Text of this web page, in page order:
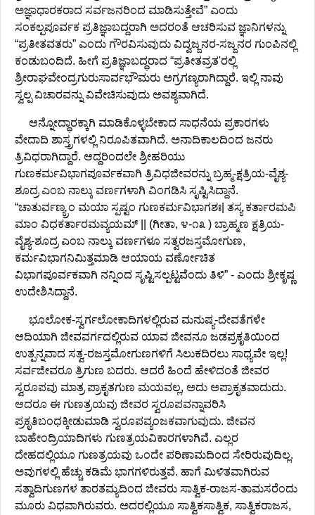
ಅಜ್ಞಾಧಾರಕರಾದ ಸರ್ವಜನರಿಂದ ಮಾಡಿಸುತ್ತೇವೆ” ಎಂದು
ಸಂಕಲ್ಪಪೂರ್ವಕ ಪ್ರತಿಜ್ಞಾಬದ್ದರಾಗಿ ಅದರಂತೆ ಆಚರಿಸುವ ಜ್ಞಾನಿಗಳನ್ನು
“ಪ್ರತೀತವತರು” ಎಂದು ಗೌರವಿಸುವುದು ವಿದ್ವಜ್ಜನರ-ಸಜ್ಜನರ ಗುಂಪಿನಲ್ಲಿ
ಕಂಡುಬಂದಿದೆ. ಹೀಗೆ ಪ್ರತಿಜ್ಞಾಬದ್ಧರಾದ “ಪ್ರತೀತವ್ರತ'ರಲ್ಲಿ
ಶ್ರೀರಾಘವೇಂದ್ರಗುರುಸಾರ್ವಭೌಮರು ಅಗ್ರಗಣ್ಯರಾಗಿದ್ದಾರೆ. ಇಲ್ಲಿ ನಾವು
ಸ್ವಲ್ಪ ವಿಚಾರವನ್ನು ವಿವೇಚಿಸುವುದು ಅವಶ್ಯವಾಗಿದೆ.
ಆನ್ನೋದ್ಧಾರಕ್ಕಾಗಿ ಮಾಡಿಕೊಳ್ಳಬೇಕಾದ ಸಾಧನೆಯ ಪ್ರಕಾರಗಳು
ವೇದಾದಿ ಶಾಸ್ತ್ರಗಳಲ್ಲಿ ನಿರೂಪಿತವಾಗಿದೆ. ಅನಾದಿಕಾಲದಿಂದ ಜನರು
ತ್ರಿವಿಧರಾಗಿದ್ದಾರೆ. ಆದ್ದರಿಂದಲೇ ಶ್ರೀಹರಿಯು
ಗುಣಕರ್ಮವಿಭಾಗಪೂರ್ವಕವಾಗಿ ತ್ರಿವಿಧಜೀವರನ್ನು ಬ್ರಹ್ಮ-ಕ್ಷತ್ರಿಯ-ವೈಶ್ಯ-
ಶೂದ್ರ ಎಂಬ ನಾಲ್ಕು ವರ್ಣಗಳಾಗಿ ವಿಂಗಡಿಸಿ ಸೃಷ್ಟಿಸಿದ್ದಾನೆ.
“ಚಾತುರ್ವಣ್ಯ್ರಂ ಮಯಾ ಸ್ಪಷ್ಟಂ ಗುಣಕರ್ಮವಿಭಾಗಶಃ| ತಸ್ಯ ಕರ್ತಾರಮಪಿ
ಮಾಂ ವಿಧಕರ್ತಾರಮವ್ಯಯಮ್ || (ಗೀತಾ, ೪-೧೩ ) ಬ್ರಾಹ್ಮಣ ಕ್ಷತ್ರಿಯ-
ವೈಶ್ಯ-ಶೂದ್ರ ಎಂಬ ನಾಲ್ಕು ವರ್ಣಗಳೂ ಸತ್ವರಜಸ್ತಮೋಗುಣ,
ಕರ್ಮವಿಭಾಗನಿಮಿತ್ತಮಾಡಿ ಆಯಾಯ ವರ್ಣೋಚಿತ
ವಿಭಾಗಪೂರ್ವಕವಾಗಿ ನನ್ನಿಂದ ಸೃಷ್ಟಿಸಲ್ಪಟ್ಟವೆಂದು ತಿಳಿ” - ಎಂದು ಶ್ರೀಕೃಷ್ಣ
ಉದೇಶಿಸಿದ್ದಾನೆ.
ಭೂಲೋಕ-ಸ್ವರ್ಗಲೋಕಾದಿಗಳಲ್ಲಿರುವ ಮನುಷ್ಯ-ದೇವತೆಗಳೇ
ಆದಿಯಾಗಿ ಜೀವವರ್ಗದಲ್ಲಿರುವ ಯಾವ ಜೀವನೂ ಜಡಪ್ರಕೃತಿಯಿಂದ
ಉತ್ಪನ್ನವಾದ ಸತ್ವ-ರಜಸ್ತಮೋಗುಣಗಳಿಗೆ ಸಿಲುಕದಿರಲು ಸಾಧ್ಯವೇ ಇಲ್ಲ!
ಸರ್ವಜೀವರೂ ತ್ರಿಗುಣ ಬದರು. ಆದರೆ ಹಿಂದೆ ಹೇಳಿದಂತೆ ಜೀವರ
ಸ್ವರೂಪವು ಮಾತ್ರ ಪ್ರಾಕೃತಗುಣ ಮಯವಲ್ಲ, ಅದು ಅಪ್ರಾಕೃತವಾದುದು.
ಆದರೂ ಈ ಗುಣತ್ರಯವು ಜೀವರ ಸ್ವರೂಪವನ್ನಾವರಿಸಿ
ಪ್ರಕೃತಿಬಂಧಕ್ಕೀಡುಮಾಡಿ ಸ್ವರೂಪವ್ಯಂಜಕವಾಗುವುದು. ಜೀವನ
ಬಾಹೇಂದ್ರಿಯಾದಿಗಳು ಗುಣತ್ರಯವಿಕಾರಗಳಾಗಿವೆ. ಎಲ್ಲರ
ದೇಹದಲ್ಲಿಯೂ ಗುಣತ್ರಯವು ಒಂದೇ ಪರಿಣಾಮದಿಂದ ಸೇರಿರುವುದಿಲ್ಲ.
ಅವುಗಳಲ್ಲಿ ಹೆಚ್ಚು ಕಡಿಮೆ ಭಾಗಗಳಿರುತ್ತವೆ. ಹಾಗೆ ಮಿಳಿತವಾಗಿರುವ
ಸತ್ವಾದಿಗುಣಗಳ ತಾರತಮ್ಯದಿಂದ ಜೀವರು ಸಾತ್ವಿಕ-ರಾಜಸ-ತಾಮಸರೆಂದು
ಮೂರು ವಿಧವಾಗಿರುವರು. ಅದರಲ್ಲಿಯೂ ಸಾತ್ವಿಕಸಾತ್ವಿಕ, ಸಾತ್ವಿಕರಾಜಸ,